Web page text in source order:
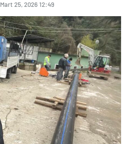
Mart 25, 2026 12:49